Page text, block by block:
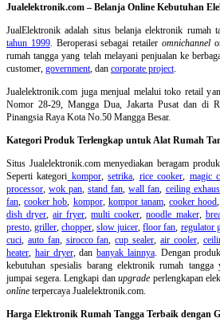
Jualelektronik.com – Belanja Online Kebutuhan
JualElektronik adalah situs belanja elektronik rumah
tahun 1999. Beroperasi sebagai retaileromnichannel
rumah tangga yang telah melayani penjualan ke
customer, government , dan corporate project
Jualelektronik.com juga menjual melalui toko retail
Nomor 28-29, Mangga Dua, Jakarta Pusat dan di
Pinangsia Raya Kota No.50 Mangga Besar.
Kategori Produk Terlengkap untuk Alat Rumah
Situs Jualelektronik.com menyediakan beragam
Seperti kategori kompor,setrika rice cooker magic
processor ,wok pan ,stand fan ,wall fan ceiling
fan ,cooker hob kompor, kompor tanam,cooker hood
dish dryer ,air fryer ,multi cooker ,noodle maker,
presto ,griller ,chopper ,slow juicer ,floor fan regulator
cuci auto fan, sirocco fan ,cup sealer ,air cooler,
heater hair dryer, dan banyak lainnya. Dengan
kebutuhan spesialis barang elektronik rumah
jumpai segera. Lengkapi danupgrade perlengkapan
online terpercaya Jualelektronik.com.
Harga Elektronik Rumah Tangga Terbaik dengan